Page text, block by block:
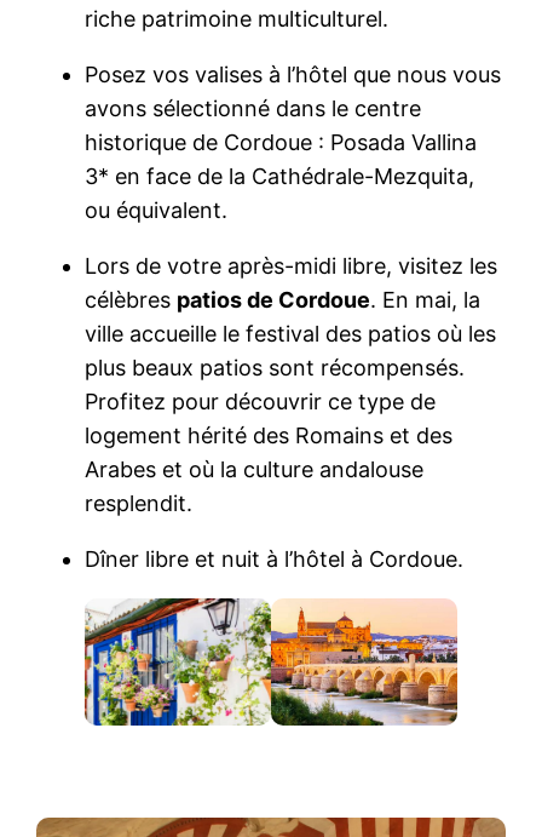
riche patrimoine multiculturel.
Posez vos valises à l’hôtel que nous vous
avons sélectionné dans le centre
historique de Cordoue : Posada Vallina
3* en face de la Cathédrale-Mezquita,
ou équivalent.
Lors de votre après-midi libre, visitez les
célèbres patios de Cordoue. En mai, la
ville accueille le festival des patios où les
plus beaux patios sont récompensés.
Profitez pour découvrir ce type de
logement hérité des Romains et des
Arabes et où la culture andalouse
resplendit.
Dîner libre et nuit à l’hôtel à Cordoue.